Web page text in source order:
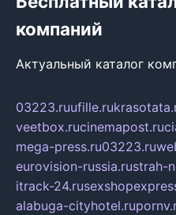
компаний
Актуальный каталог
03223.ruufille.ru
veetbox.rucinemapost.ru
mega-press.ru03223.ru
eurovision-russia.rustrah-
itrack-24.ru
alabuga-cityhotel.ru